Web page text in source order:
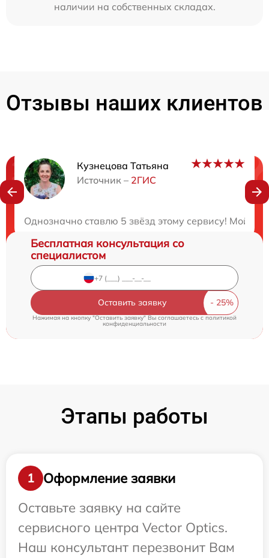
наличии на собственных складах.
Отзывы наших клиентов
Кузнецова Татьяна
Источник – 2ГИС
Однозначно ставлю 5 звёзд этому сервису! Мой
Нужна консультация?
Бесплатная консультация со
специалистом
Оставить заявку
Нажимая на кнопку "Оставить заявку" Вы соглашаетесь c политикой
конфиденциальности
Этапы работы
1
Оформление заявки
Оставьте заявку на сайте
сервисного центра Vector Optics.
Наш консультант перезвонит Вам